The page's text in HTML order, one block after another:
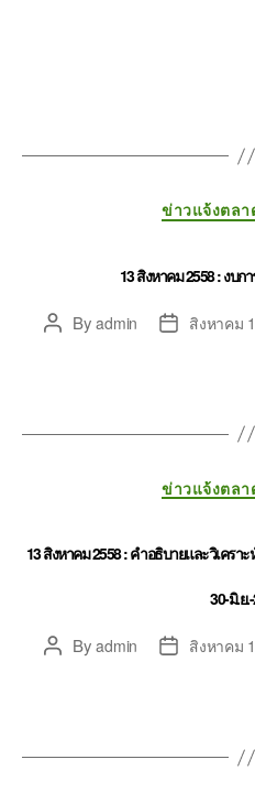
ข่าวแจ้งตล
13 สิงหาคม 2558 : งบก
Byadmin สิงหาคม
ข่าวแจ้งตล
13 สิงหาคม 2558 : คำอธิบายและวิเคร
30-มิ.ย
Byadmin สิงหาคม